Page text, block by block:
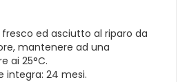
ed asciutto al riparo da
mantenere ad una
ai 25°C.
integra: 24 mesi.